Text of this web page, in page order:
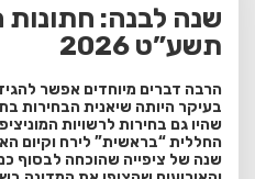
שנה לבנה:
תשע”ט 2026
הרבה דברים מיוחדים אפשר
בעיקר היותה שיאנית הבחירות
שהיו גם בחירות לרשויות
שנה של ציפייה שהוכחה לבסוף